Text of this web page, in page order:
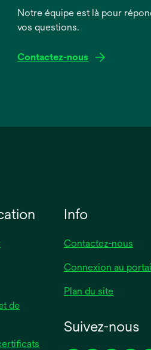
Notre équipe est là pour
vos questions.
Contactez-nous
de
Info
Contactez-nous
Connexion au
Plan du site
Suivez-nous